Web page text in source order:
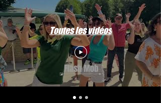
Toutes les vidéos